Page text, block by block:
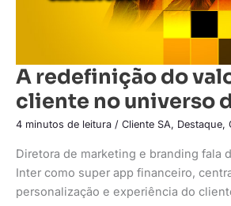
A redefinição do
cliente no universo
4 minutos de leitura / Cliente SA, Destaque,
Diretora de marketing e branding fala
Inter como super app financeiro,
personalização e experiência do